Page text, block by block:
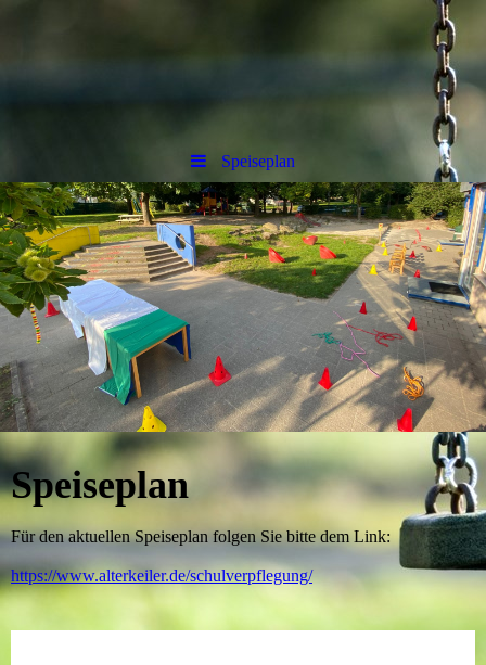
Speiseplan
Speiseplan
Für den aktuellen Speiseplan folgen Sie bitte dem Link:
https://www.alterkeiler.de/schulverpflegung/